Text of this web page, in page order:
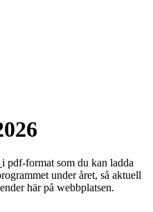
i pdf-format som du kan ladda
under året, så aktuell
här på webbplatsen.